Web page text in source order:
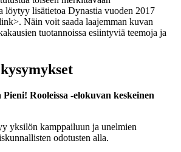
löytyy lisätietoa Dynastia vuoden 2017
Näin voit saada laajemman kuvan
tuotannoissa esiintyviä teemoja ja
Rooleissa -elokuvan keskeinen
yksilön kamppailuun ja unelmien
odotusten alla.